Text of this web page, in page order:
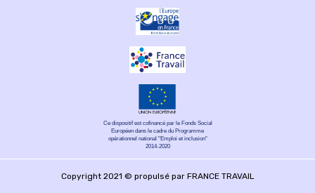
Ce dispositif est cofinancé par le Fonds Social
Européen dans le cadre du Programme
opérationnel national "Emploi et inclusion"
2014-2020
Copyright 2021 © propulsé par FRANCE TRAVAIL